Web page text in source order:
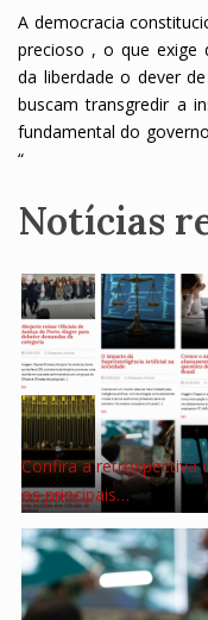
A democracia
precioso , o que exige
da liberdade o dever
buscam transgredir a
fundamental do
“
Notícias
Confira a retrospectiva
os principais…